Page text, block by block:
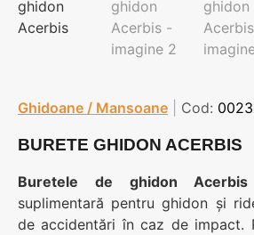
Ghidoane / Mansoane Cod:
BURETE GHIDON ACERBIS
Buretele de ghidon Acerbis
suplimentară pentru ghidon și
de accidentări în caz de impact.